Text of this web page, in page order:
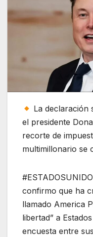
La declaración
el presidente
recorte de
multimillonario se
confirmo que ha
llamado America
libertad” a
encuesta entre